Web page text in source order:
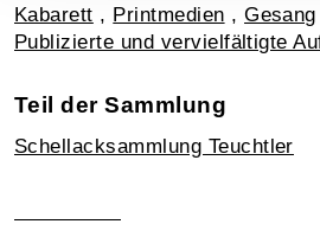
Kabarett , Printmedien ,Gesang
Publizierte und vervielfältigte
Teil der Sammlung
Schellacksammlung Teuchtler